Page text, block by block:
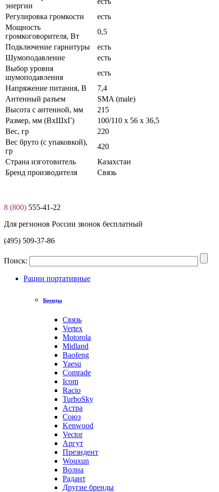
энергии
Регулировка громкости
есть
Мощность
громкоговорителя, Вт
0,5
Подключение гарнитуры
есть
Шумоподавление
есть
Выбор уровня
шумоподавления
есть
Нaпряжение питaния, В
7,4
Антенный разъем
SMA (male)
Высота c антенной, мм
215
Размер, мм (ВхШхГ)
100/110 x 56 x 36,5
Вес, гр
220
Вес бруто (с упаковкой),
гр
420
Страна изготовитель
Казахстан
Бренд производителя
Связь
8 (800) 555-41-22
Для регионов России звонок бесплатный
(495) 509-37-86
Поиск:
Рации портативные
Бренды
Связь
Vertex
Motorola
Midland
Baofeng
Yaesu
Comrade
Icom
Racio
TurboSky
Астра
Союз
Kenwood
Vector
Аргут
Президент
Wouxun
Волна
Радант
Другие бренды